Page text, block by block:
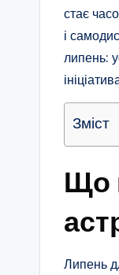
стає
і
липень:
Зміст
Що
Липень